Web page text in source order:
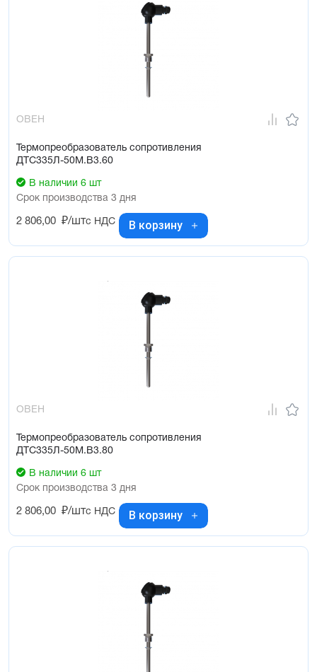
ОВЕН
Термопреобразователь сопротивления
ДТС335Л-50М.В3.60
В наличии 6 шт
Срок производства 3 дня
2 806,00 ₽/штс НДС В корзину
ОВЕН
Термопреобразователь сопротивления
ДТС335Л-50М.В3.80
В наличии 6 шт
Срок производства 3 дня
2 806,00 ₽/штс НДС В корзину